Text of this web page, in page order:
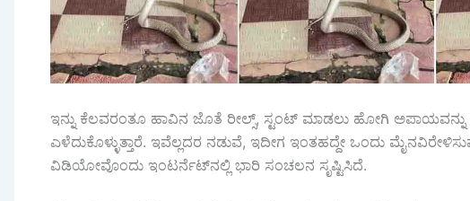
ಇನ್ನು ಕೆಲವರಂತೂ ಹಾವಿನ ಜೊತೆ ರೀಲ್ಸ್, ಸ್ಟಂಟ್ ಮಾಡಲು ಹೋಗಿ
ಎಳೆದುಕೊಳ್ಳುತ್ತಾರೆ. ಇವೆಲ್ಲದರ ನಡುವೆ, ಇದೀಗ ಇಂತಹದ್ದೇ ಒಂದು
ವಿಡಿಯೋವೊಂದು ಇಂಟರ್ನೆಟ್‌ನಲ್ಲಿ ಭಾರಿ ಸಂಚಲನ ಸೃಷ್ಟಿಸಿದೆ.